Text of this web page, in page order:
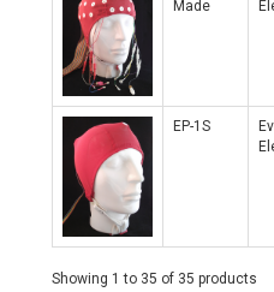
Made
EP-1S
Showing 1 to 35 of 35 products